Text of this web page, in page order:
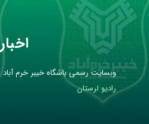
اخبار
وبسایت رسمی باشگاه خیبر خرم آباد
رادیو لرستان